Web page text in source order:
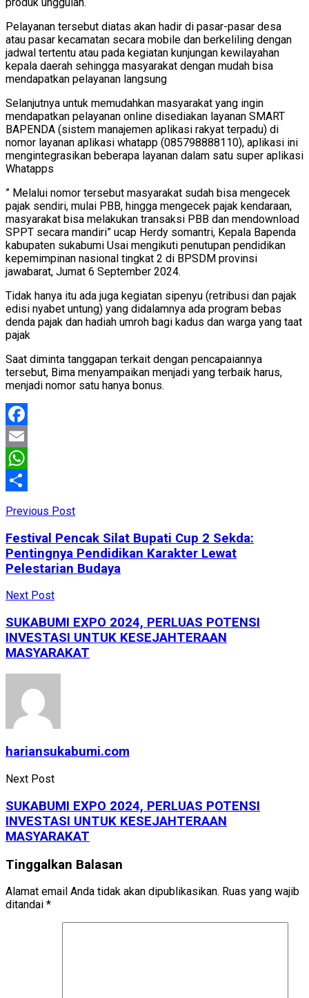
Pelayanan tersebut diatas akan hadir di pasar-pasar desa
atau pasar kecamatan secara mobile dan berkeliling dengan
jadwal tertentu atau pada kegiatan kunjungan kewilayahan
kepala daerah sehingga masyarakat dengan mudah bisa
mendapatkan pelayanan langsung
Selanjutnya untuk memudahkan masyarakat yang ingin
mendapatkan pelayanan online disediakan layanan SMART
BAPENDA (sistem manajemen aplikasi rakyat terpadu) di
nomor layanan aplikasi whatapp (085798888110), aplikasi ini
mengintegrasikan beberapa layanan dalam satu super aplikasi
Whatapps
” Melalui nomor tersebut masyarakat sudah bisa mengecek
pajak sendiri, mulai PBB, hingga mengecek pajak kendaraan,
masyarakat bisa melakukan transaksi PBB dan mendownload
SPPT secara mandiri” ucap Herdy somantri, Kepala Bapenda
kabupaten sukabumi Usai mengikuti penutupan pendidikan
kepemimpinan nasional tingkat 2 di BPSDM provinsi
jawabarat, Jumat 6 September 2024.
Tidak hanya itu ada juga kegiatan sipenyu (retribusi dan pajak
edisi nyabet untung) yang didalamnya ada program bebas
denda pajak dan hadiah umroh bagi kadus dan warga yang taat
pajak
Saat diminta tanggapan terkait dengan pencapaiannya
tersebut, Bima menyampaikan menjadi yang terbaik harus,
menjadi nomor satu hanya bonus.
Facebook
Email
WhatsApp
Previous Post
Festival Pencak Silat Bupati Cup 2 Sekda:
Pentingnya Pendidikan Karakter Lewat
Pelestarian Budaya
Next Post
SUKABUMI EXPO 2024, PERLUAS POTENSI
INVESTASI UNTUK KESEJAHTERAAN
MASYARAKAT
hariansukabumi.com
Next Post
SUKABUMI EXPO 2024, PERLUAS POTENSI
INVESTASI UNTUK KESEJAHTERAAN
MASYARAKAT
Tinggalkan Balasan
Alamat email Anda tidak akan dipublikasikan. Ruas yang wajib
ditandai *